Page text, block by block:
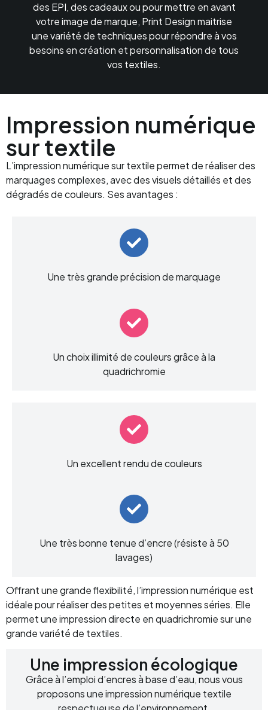
des EPI, des cadeaux ou pour mettre en avant
votre image de marque, Print Design maitrise
une variété de techniques pour répondre à vos
besoins en création et personnalisation de tous
vos textiles.
Impression numérique
sur textile
L’impression numérique sur textile permet de réaliser des
marquages complexes, avec des visuels détaillés et des
dégradés de couleurs. Ses avantages :
Une très grande précision de marquage
Un choix illimité de couleurs grâce à la
quadrichromie
Un excellent rendu de couleurs
Une très bonne tenue d’encre (résiste à 50
lavages)
Offrant une grande flexibilité, l’impression numérique est
idéale pour réaliser des petites et moyennes séries. Elle
permet une impression directe en quadrichromie sur une
grande variété de textiles.
Une impression écologique
Grâce à l’emploi d’encres à base d’eau, nous vous
proposons une impression numérique textile